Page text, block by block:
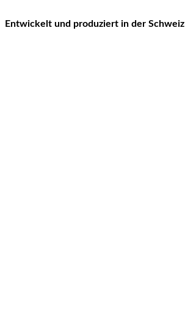
Entwickelt und produziert in der Schweiz